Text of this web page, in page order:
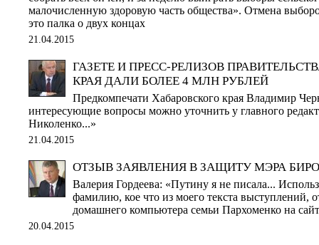
малочисленную здоровую часть общества». Отмена
это палка о двух концах
21.04.2015
ГАЗЕТЕ И ПРЕСС-РЕЛИЗОВ
КРАЯ ДАЛИ БОЛЕЕ 4 МЛН РУБЛЕЙ
Предкомпечати Хабаровского края Владимир
интересующие вопросы можно уточнить у главного
Николенко...»
21.04.2015
ОТЗЫВ ЗАЯВЛЕНИЯ В ЗАЩИТУ МЭРА
Валерия Гордеева: «Путину я не писала...
фамилию, кое что из моего текста выступлений,
домашнего компьютера семьи Пархоменко на
20.04.2015